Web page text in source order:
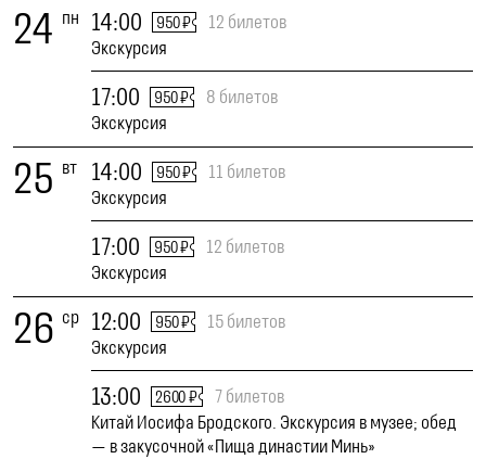
24 пн 14:00 950 ₽
12 билетов
Экскурсия
17:00 950 ₽
8 билетов
Экскурсия
25 вт 14:00 950 ₽
11 билетов
Экскурсия
17:00 950 ₽
12 билетов
Экскурсия
26 ср 12:00 950 ₽
15 билетов
Экскурсия
13:00 2600 ₽
7 билетов
Китай Иосифа Бродского. Экскурсия в музее; обед
— в закусочной «Пища династии Минь»